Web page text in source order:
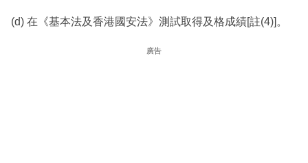
(d) 在《基本法及香港國安法》測試取得及格成績[註(4)]。
廣告